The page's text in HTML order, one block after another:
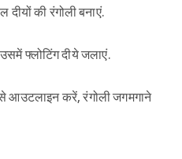
की रंगोली बनाएं.
फ्लोटिंग दीये जलाएं.
से आउटलाइन करें, रंगोली जगमगाने